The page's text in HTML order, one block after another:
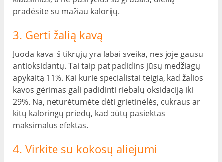
pradėsite su mažiau kalorijų.
3. Gerti žalią kavą
Juoda kava iš tikrųjų yra labai sveika, nes joje gausu
antioksidantų. Tai taip pat padidins jūsų medžiagų
apykaitą 11%. Kai kurie specialistai teigia, kad žalios
kavos gėrimas gali padidinti riebalų oksidaciją iki
29%. Na, neturėtumėte dėti grietinėlės, cukraus ar
kitų kaloringų priedų, kad būtų pasiektas
maksimalus efektas.
4. Virkite su kokosų aliejumi